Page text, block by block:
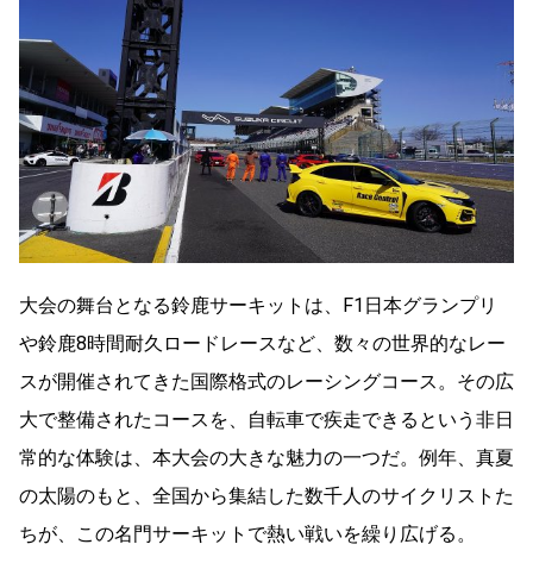
大会の舞台となる鈴鹿サーキットは、F1日本グランプリ
や鈴鹿8時間耐久ロードレースなど、数々の世界的なレー
スが開催されてきた国際格式のレーシングコース。その広
大で整備されたコースを、自転車で疾走できるという非日
常的な体験は、本大会の大きな魅力の一つだ。例年、真夏
の太陽のもと、全国から集結した数千人のサイクリストた
ちが、この名門サーキットで熱い戦いを繰り広げる。